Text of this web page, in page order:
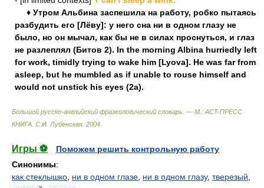
♦ Утром Альбина заспешила на работу, робко пытаясь
разбудить его [Лёву]: у него сна ни в одном глазу не
было, но он мычал, как бы не в силах проснуться, и глаз
не разлеплял (Битов 2). In the morning Albina hurriedly left
for work, timidly trying to wake him [Lyova]. He was far from
asleep, but he mumbled as if unable to rouse himself and
would not unstick his eyes (2a).
Большой русско-английский фразеологический словарь. — М.: ACT-ПРЕСС
КНИГА С.И. Лубенская 2004
Игры ⚽
Поможем решить контрольную работу
Синонимы:
как стеклышко ни в одном глазе ни в одном глазу, тверезый